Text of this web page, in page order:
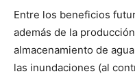
Entre los beneficios
además de la
almacenamiento de
las inundaciones (al